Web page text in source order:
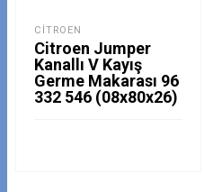
CITROEN
Citroen Jumper
Kanallı V Kayış
Germe Makarası 96
332 546 (08x80x26)